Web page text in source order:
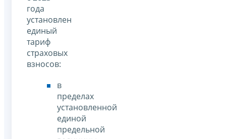
года
установлен
единый
тариф
страховых
взносов:
в
пределах
установленной
единой
предельной